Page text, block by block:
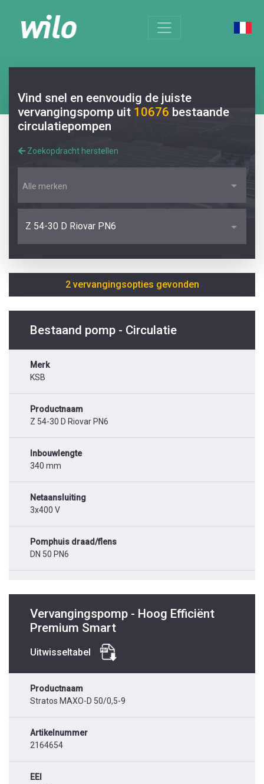
Vind snel en eenvoudig de juiste
vervangingspomp uit 10676 bestaande
circulatiepompen
Zoekopdracht herstellen
Alle merken
Z 54-30 D Riovar PN6
2 vervangingsopties gevonden
Bestaand pomp - Circulatie
Merk
KSB
Productnaam
Z 54-30 D Riovar PN6
Inbouwlengte
340 mm
Netaansluiting
3x400 V
Pomphuis draad/flens
DN 50 PN6
Vervangingspomp - Hoog Efficiënt
Premium Smart
Uitwisseltabel
Productnaam
Stratos MAXO-D 50/0,5-9
Artikelnummer
2164654
EEI